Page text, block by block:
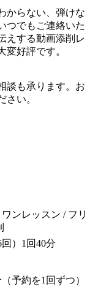
からない、弾けな
つでもご連絡いた
えする動画添削レ
変好評です。
談も承ります。お
さい。
ンレッスン / フリ
）1回40分
予約を1回ずつ）